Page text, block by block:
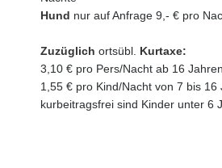
Hund nur auf Anfrage 9,- € pro
Zuzüglich ortsübl. Kurtaxe:
3,10 € pro Pers/Nacht ab 16 Jahren,
1,55 € pro Kind/Nacht von 7 bis 16
kurbeitragsfrei sind Kinder unter 6